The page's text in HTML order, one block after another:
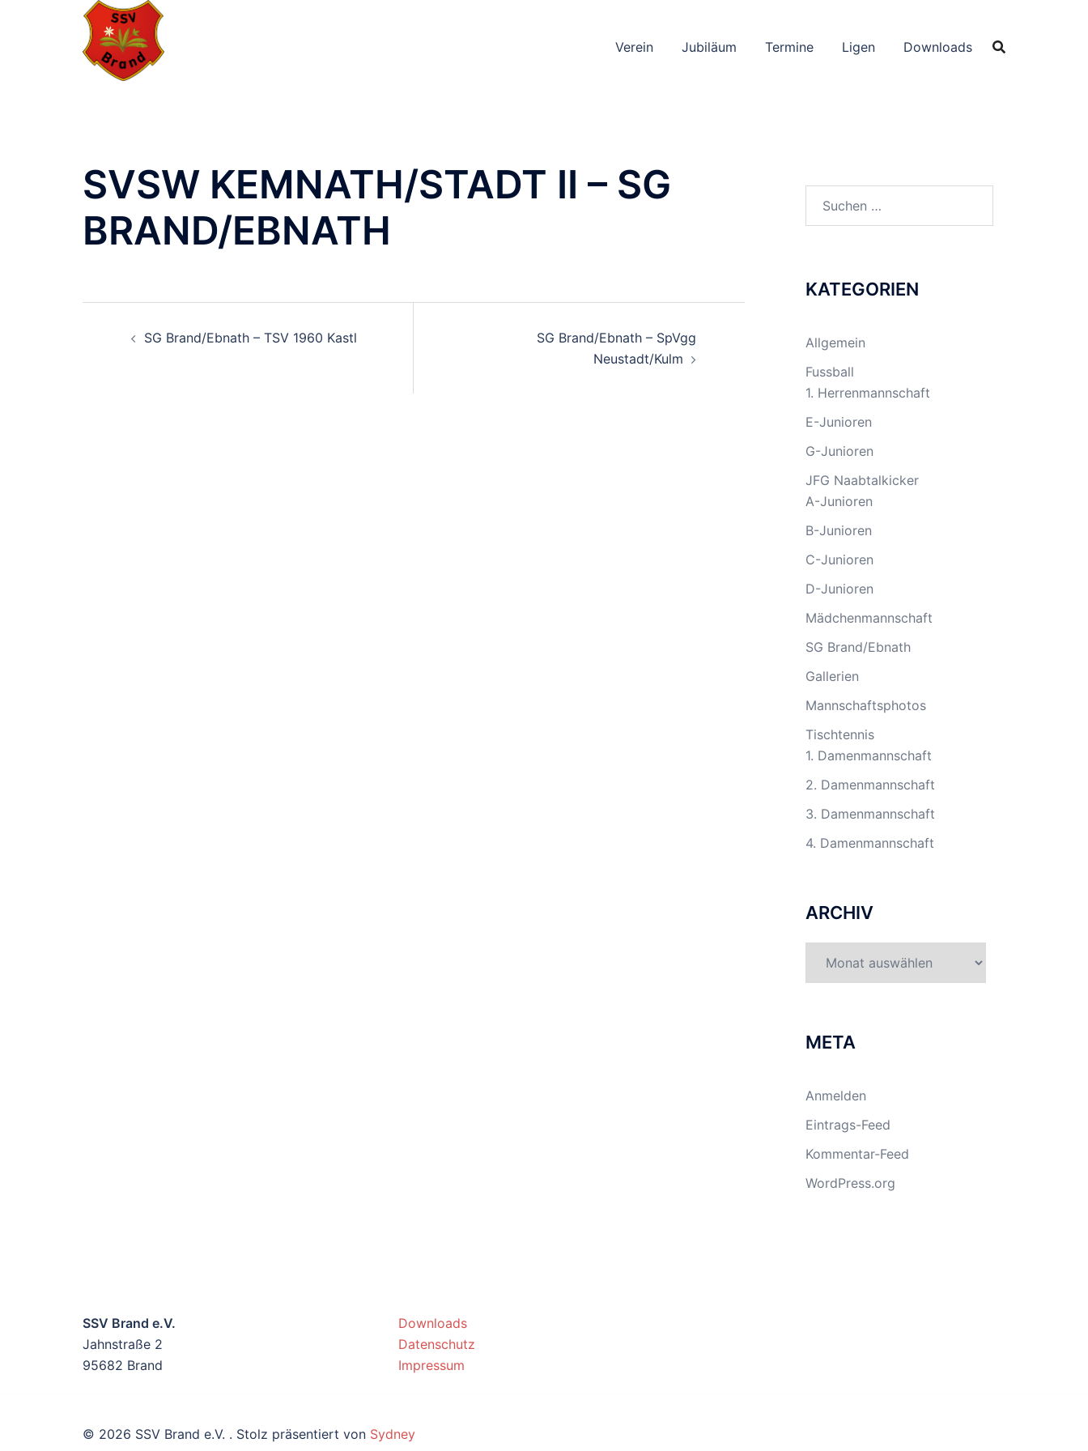
Verein Jubiläum Termine Ligen Downloads
SVSW KEMNATH/STADT II – SG
BRAND/EBNATH
SG Brand/Ebnath – TSV 1960 Kastl
SG Brand/Ebnath – SpVgg
Neustadt/Kulm
KATEGORIEN
Allgemein
Fussball
1. Herrenmannschaft
E-Junioren
G-Junioren
JFG Naabtalkicker
A-Junioren
B-Junioren
C-Junioren
D-Junioren
Mädchenmannschaft
SG Brand/Ebnath
Gallerien
Mannschaftsphotos
Tischtennis
1. Damenmannschaft
2. Damenmannschaft
3. Damenmannschaft
4. Damenmannschaft
ARCHIV
META
Anmelden
Eintrags-Feed
Kommentar-Feed
WordPress.org
SSV Brand e.V.
Jahnstraße 2
95682 Brand
Downloads
Datenschutz
Impressum
© 2026 SSV Brand e.V. . Stolz präsentiert von Sydney